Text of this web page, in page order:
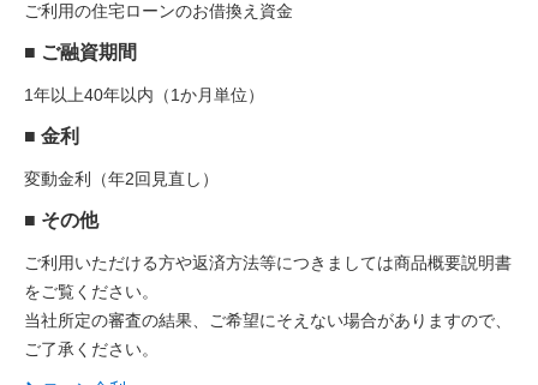
ご利用の住宅ローンのお借換え資金
■ ご融資期間
1年以上40年以内（1か月単位）
■ 金利
変動金利（年2回見直し）
■ その他
ご利用いただける方や返済方法等につきましては商品概要説明書
をご覧ください。
当社所定の審査の結果、ご希望にそえない場合がありますので、
ご了承ください。